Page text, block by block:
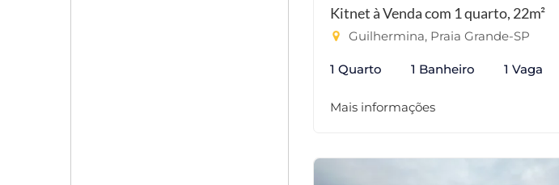
Kitnet à Venda com 1 quarto, 22m²
Guilhermina, Praia Grande-SP
1 Quarto 1 Banheiro 1 Vaga
Mais informações